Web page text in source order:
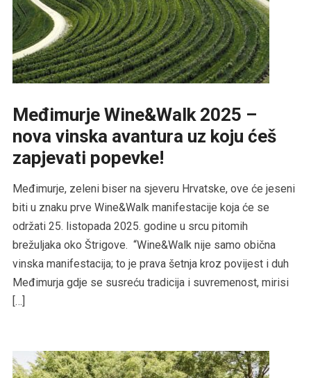
Međimurje Wine&Walk 2025 –
nova vinska avantura uz koju ćeš
zapjevati popevke!
Međimurje, zeleni biser na sjeveru Hrvatske, ove će jeseni
biti u znaku prve Wine&Walk manifestacije koja će se
održati 25. listopada 2025. godine u srcu pitomih
brežuljaka oko Štrigove. “Wine&Walk nije samo obična
vinska manifestacija; to je prava šetnja kroz povijest i duh
Međimurja gdje se susreću tradicija i suvremenost, mirisi
[…]